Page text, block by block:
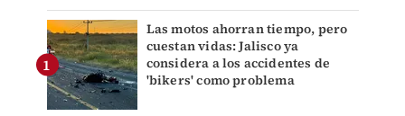
Las motos ahorran tiempo, pero
cuestan vidas: Jalisco ya
considera a los accidentes de
'bikers' como problema